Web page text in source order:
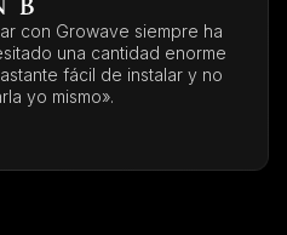
con Growave siempre ha
una cantidad enorme
fácil de instalar y no
yo mismo».